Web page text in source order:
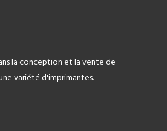
la conception et la vente de
variété d'imprimantes.